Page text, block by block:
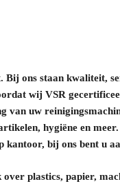
ons staan kwaliteit,
wij VSR
van uw
hygiëne en
kantoor, bij ons bent u
plastics, papier,